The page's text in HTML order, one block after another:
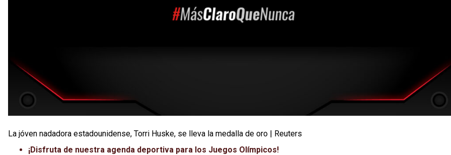
La jóven nadadora estadounidense, Torri Huske, se lleva la medalla de oro | Reuters
¡Disfruta de nuestra agenda deportiva para los Juegos Olímpicos!